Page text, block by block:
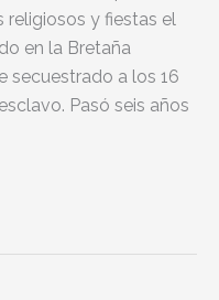
religiosos y fiestas el
en la Bretaña
secuestrado a los 16
Pasó seis años